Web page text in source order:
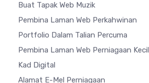
Buat Tapak Web Muzik
Pembina Laman Web Perkahwinan
Portfolio Dalam Talian Percuma
Pembina Laman Web Perniagaan Kecil
Kad Digital
Alamat E-Mel Perniagaan